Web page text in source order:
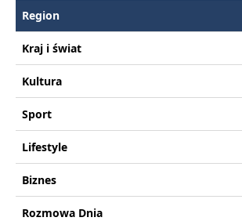
Region
Kraj i świat
Kultura
Sport
Lifestyle
Biznes
Rozmowa Dnia